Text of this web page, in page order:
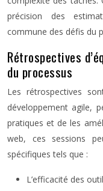
précision des
commune des défis du
Rétrospectives
du processus
Les rétrospectives
développement agile,
pratiques et de les
web, ces sessions
spécifiques tels que :
L’efficacité des